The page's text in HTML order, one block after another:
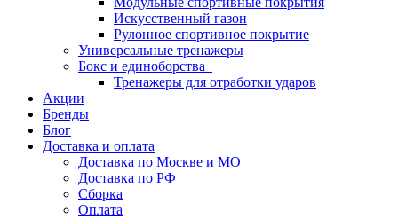
Искусственный газон
Рулонное спортивное покрытие
Универсальные тренажеры
Бокс и единоборства
Тренажеры для отработки ударов
Акции
Бренды
Блог
Доставка и оплата
Доставка по Москве и МО
Доставка по РФ
Сборка
Оплата